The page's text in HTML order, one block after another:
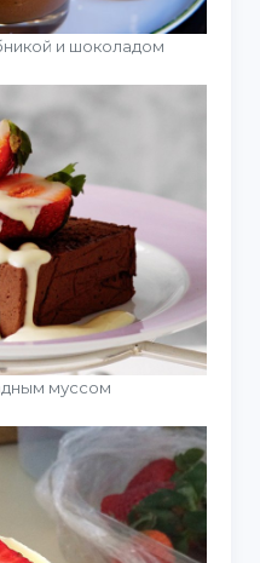
и шоколадом
муссом